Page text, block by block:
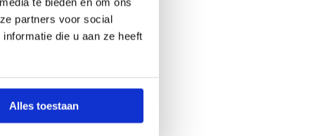
partners voor social
die u aan ze heeft
Alles toestaan